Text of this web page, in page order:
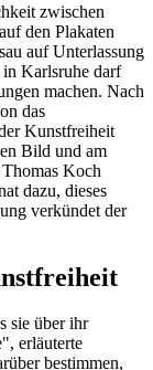
zwischen
den Plakaten
auf Unterlassung
Karlsruhe darf
machen. Nach
das
Kunstfreiheit
Bild und am
Koch
dazu, dieses
verkündet der
sie über ihr
erläuterte
bestimmen,